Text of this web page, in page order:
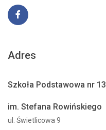
Adres
Szkoła Podstawowa nr 13
im. Stefana Rowińskiego
ul. Świetlicowa 9